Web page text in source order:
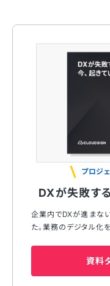
プロジ
DXが失敗す
企業内でDXが進まな
た。業務のデジタル化
資料